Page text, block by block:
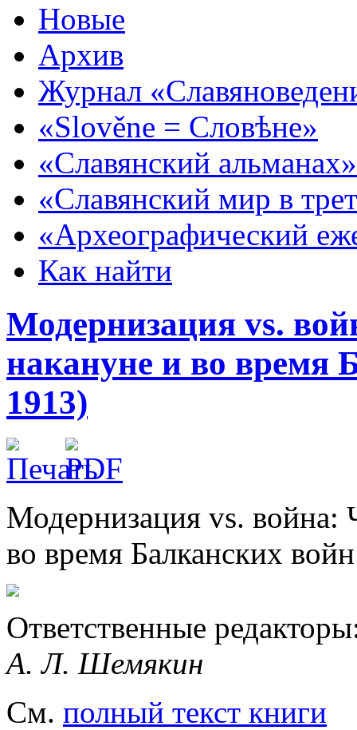
Новые
Архив
Журнал
«Slověne = Словѣне»
«Славянский альманах»
«Славянский мир в
«Археографический
Как найти
Модернизация vs.
накануне и во время
1913)
Модернизация vs. война:
во время Балканских
Ответственные
А. Л. Шемякин
См. полный текст книги